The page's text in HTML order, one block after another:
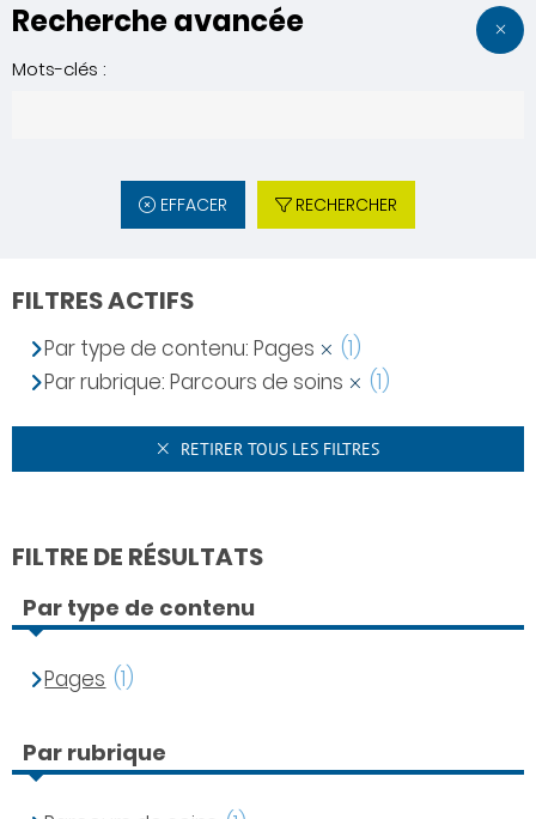
Recherche avancée
Mots-clés :
EFFACER RECHERCHER
FILTRES ACTIFS
Par type de contenu: Pages
(1)
Par rubrique: Parcours de soins
(1)
RETIRER TOUS LES FILTRES
FILTRE DE RÉSULTATS
Par type de contenu
Pages (1)
Par rubrique